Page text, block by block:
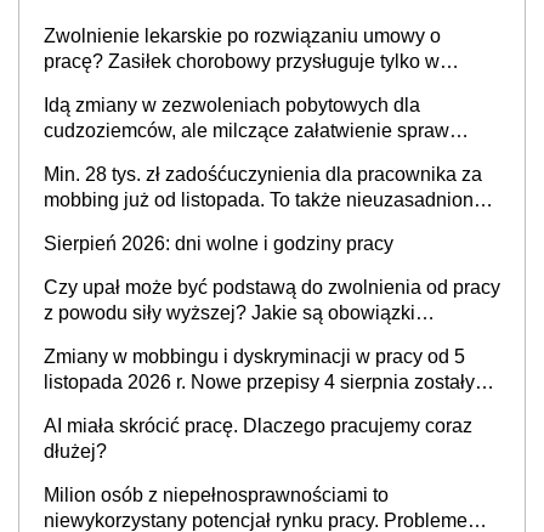
Zwolnienie lekarskie po rozwiązaniu umowy o
pracę? Zasiłek chorobowy przysługuje tylko w
stosunku pracy
Idą zmiany w zezwoleniach pobytowych dla
cudzoziemców, ale milczące załatwienie spraw
Min. 28 tys. zł zadośćuczynienia dla pracownika za
mobbing już od listopada. To także nieuzasadniona
Sierpień 2026: dni wolne i godziny pracy
Czy upał może być podstawą do zwolnienia od pracy
z powodu siły wyższej? Jakie są obowiązki
Zmiany w mobbingu i dyskryminacji w pracy od 5
listopada 2026 r. Nowe przepisy 4 sierpnia zostały
AI miała skrócić pracę. Dlaczego pracujemy coraz
dłużej?
Milion osób z niepełnosprawnościami to
niewykorzystany potencjał rynku pracy. Problemem